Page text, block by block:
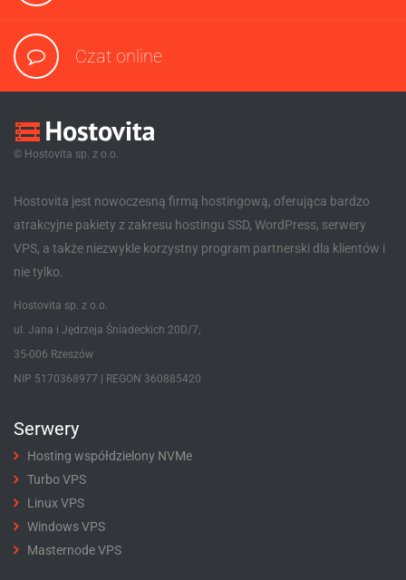
Czat online
© Hostovita sp. z o.o.
Hostovita jest nowoczesną firmą hostingową, oferująca bardzo
atrakcyjne pakiety z zakresu hostingu SSD, WordPress, serwery
VPS, a także niezwykle korzystny program partnerski dla klientów i
nie tylko.
Hostovita sp. z o.o.
ul. Jana i Jędrzeja Śniadeckich 20D/7,
35-006 Rzeszów
NIP 5170368977 | REGON 360885420
Serwery
Hosting współdzielony NVMe
Turbo VPS
Linux VPS
Windows VPS
Masternode VPS